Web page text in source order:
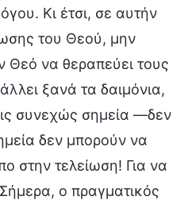
Κι έτσι, σε αυτήν
του Θεού, μην
Θεό να θεραπεύει τους
ξανά τα δαιμόνια,
συνεχώς σημεία —δεν
δεν μπορούν να
στην τελείωση! Για να
ο πραγματικός